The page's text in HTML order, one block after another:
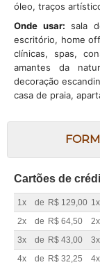
óleo, traços
Onde usar: sala
escritório, home
clínicas, spas,
amantes da
decoração
casa de praia,
Cartões de
1x de R$ 129,00
2x
de R$ 64,50
3x
de R$ 43,00
4x
de R$ 32,25